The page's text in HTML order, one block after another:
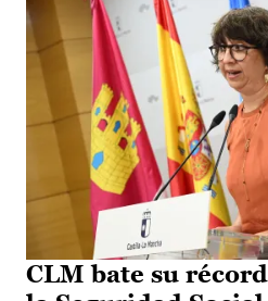
CLM bate su